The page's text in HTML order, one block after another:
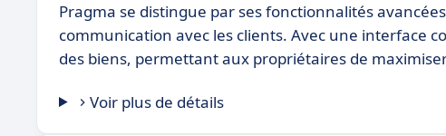
Pragma se distingue par ses fonctionnalités
communication avec les clients. Avec une interface
des biens, permettant aux propriétaires de
Voir plus de détails